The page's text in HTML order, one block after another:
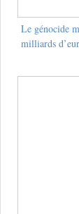
Le génocide
milliards